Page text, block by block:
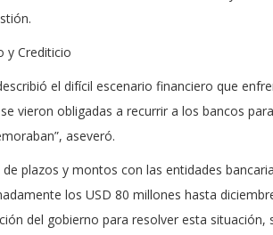
y Crediticio
el difícil escenario financiero que
vieron obligadas a recurrir a los bancos
aseveró.
plazos y montos con las entidades
los USD 80 millones hasta
del gobierno para resolver esta situación,